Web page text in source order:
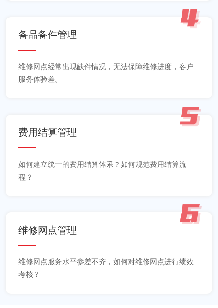
备品备件管理
维修网点经常出现缺件情况，无法保障维修进度，客户
服务体验差。
费用结算管理
如何建立统一的费用结算体系？如何规范费用结算流
程？
维修网点管理
维修网点服务水平参差不齐，如何对维修网点进行绩效
考核？